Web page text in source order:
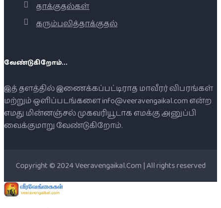
தாக்குதல்கள்
கரும்புலித்தாக்குதல்
வேண்டுகிறோம்...
இத் தளத்தில் இணைக்கப்பட்டிராத மாவீரர் விபரங்கள்
மற்றும் ஒளிப்படங்களை info@veeravengaikal.com என்ற
எமது மின்னஞ்சல் முகவரியூடாக எமக்கு அனுப்பி
வைக்குமாறு வேண்டுகிறோம்.
Copyright © 2024 Veeravengaikal.Com | All rights reserved